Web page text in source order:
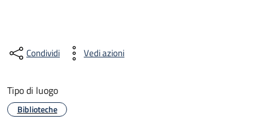
Condividi Vedi azioni
Tipo di luogo
Biblioteche